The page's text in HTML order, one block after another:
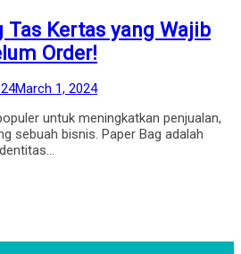
Kertas yang Wajib
Order!
March 1, 2024
untuk meningkatkan penjualan,
sebuah bisnis. Paper Bag adalah